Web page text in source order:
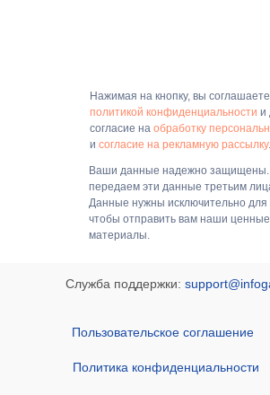
Ваши данные надежно
передаем эти данные третьим
Данные нужны исключительно для
чтобы отправить вам наши ценные
материалы.
Нажимая на кнопку, вы
политикой конфиденциальности и
согласие на обработку
и согласие на рекламную рассылку.
Политика конфиденциальности
Пользовательское соглашение
Служба поддержки: